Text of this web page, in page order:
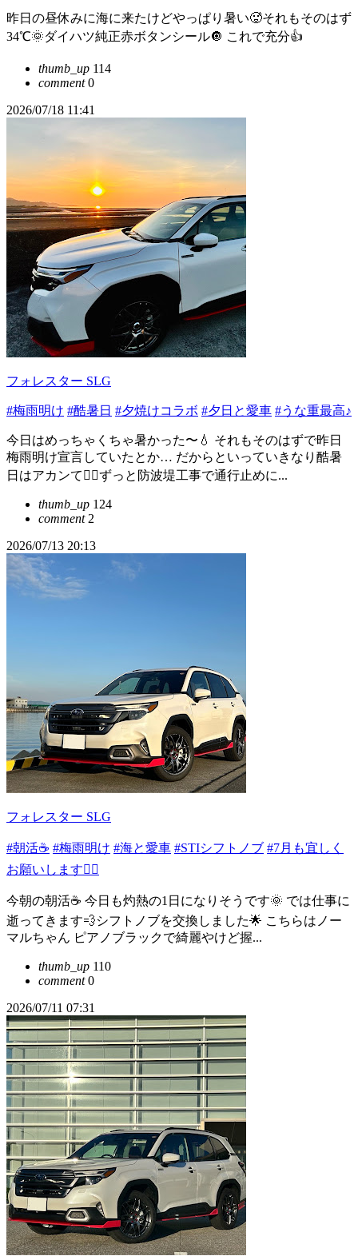
昨日の昼休みに海に来たけどやっぱり暑い🥵それもそのはず
34℃🌞ダイハツ純正赤ボタンシール🔘 これで充分👍
thumb_up 114
comment0
2026/07/18 11:41
フォレスター SLG
#梅雨明け #酷暑日 #夕焼けコラボ #夕日と愛車 #うな重最高♪
今日はめっちゃくちゃ暑かった〜💧 それもそのはずで昨日
梅雨明け宣言していたとか… だからといっていきなり酷暑
日はアカンて😵‍💫ずっと防波堤工事で通行止めに...
thumb_up 124
comment2
2026/07/13 20:13
フォレスター SLG
#朝活☕️ #梅雨明け #海と愛車 #STIシフトノブ #7月も宜しく
お願いします🙇‍♂️
今朝の朝活☕️ 今日も灼熱の1日になりそうです🌞 では仕事に
逝ってきます💨シフトノブを交換しました🌟 こちらはノー
マルちゃん ピアノブラックで綺麗やけど握...
thumb_up 110
comment0
2026/07/11 07:31